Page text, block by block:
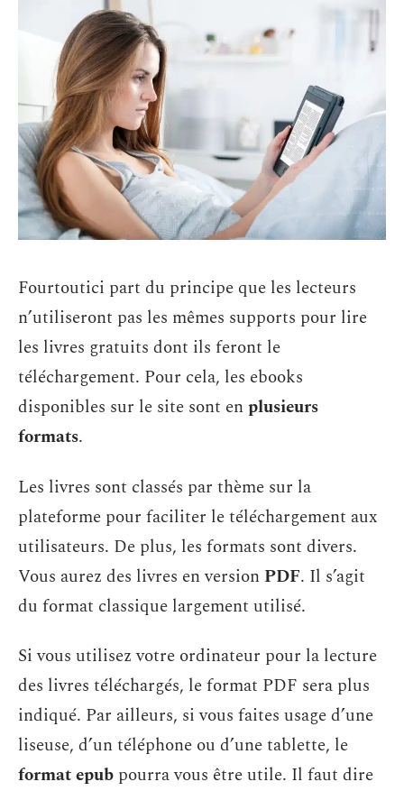
Fourtoutici part du principe que les lecteurs
n’utiliseront pas les mêmes supports pour lire
les livres gratuits dont ils feront le
téléchargement. Pour cela, les ebooks
disponibles sur le site sont enplusieurs
formats.
Les livres sont classés par thème sur la
plateforme pour faciliter le téléchargement aux
utilisateurs. De plus, les formats sont divers.
Vous aurez des livres en version PDF. Il s’agit
du format classique largement utilisé.
Si vous utilisez votre ordinateur pour la lecture
des livres téléchargés, le format PDF sera plus
indiqué. Par ailleurs, si vous faites usage d’une
liseuse, d’un téléphone ou d’une tablette, le
format epub pourra vous être utile. Il faut dire